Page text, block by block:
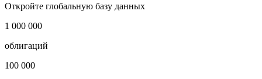
Откройте глобальную базу данных
1 000 000
облигаций
100 000